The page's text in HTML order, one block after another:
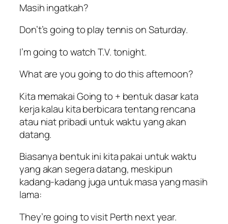
Masih ingatkah?
Don’t’s going to play tennis on Saturday.
I’m going to watch T.V. tonight.
What are you going to do this afternoon?
Kita memakai Going to + bentuk dasar kata
kerja kalau kita berbicara tentang rencana
atau niat pribadi untuk waktu yang akan
datang.
Biasanya bentuk ini kita pakai untuk waktu
yang akan segera datang, meskipun
kadang-kadang juga untuk masa yang masih
lama:
They’re going to visit Perth next year.